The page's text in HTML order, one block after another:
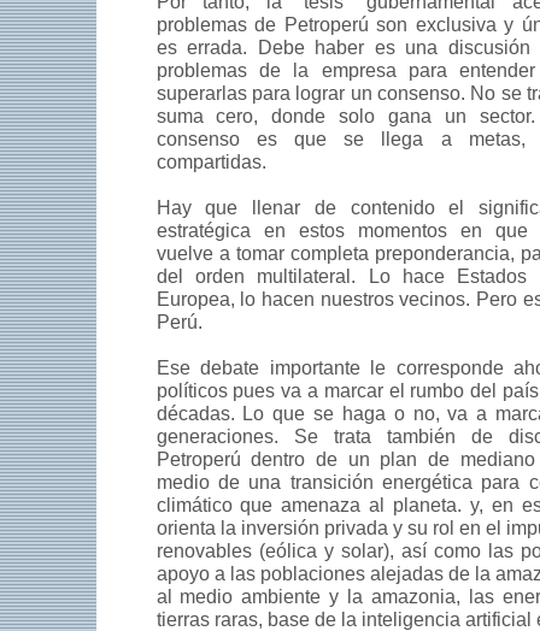
problemas de Petroperú son exclusiva y
es errada. Debe haber es una discusión
problemas de la empresa para
superarlas para lograr un consenso. No se
suma cero, donde solo gana un
consenso es que se llega a metas,
compartidas.
Hay que llenar de contenido el
estratégica en estos momentos en que
vuelve a tomar completa preponderancia,
del orden multilateral. Lo hace
Europea, lo hacen nuestros vecinos. Pero
Perú.
Ese debate importante le corresponde
políticos pues va a marcar el rumbo del
décadas. Lo que se haga o no, va a
generaciones. Se trata también de
Petroperú dentro de un plan de
medio de una transición energética para
climático que amenaza al planeta. y, en
orienta la inversión privada y su rol en el
renovables (eólica y solar), así como las
apoyo a las poblaciones alejadas de la
al medio ambiente y la amazonia, las
tierras raras, base de la inteligencia artificial